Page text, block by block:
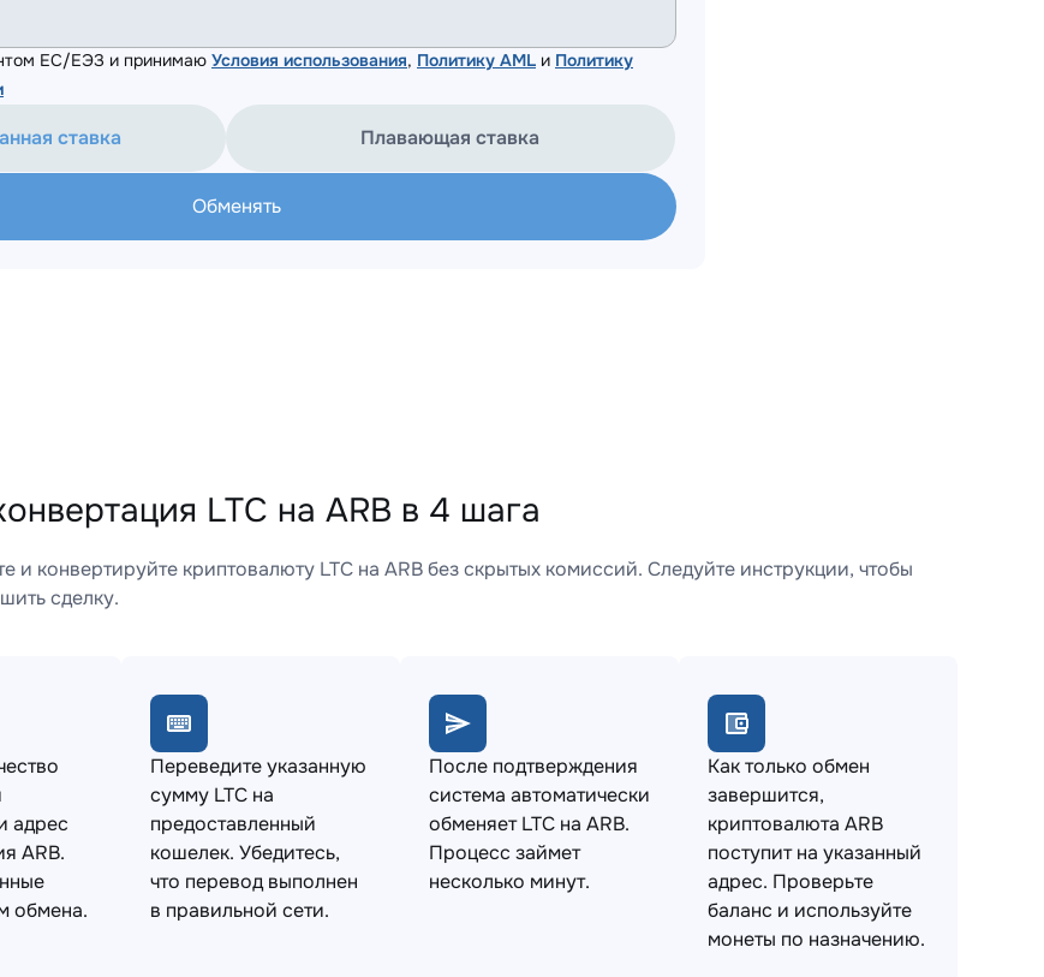
ЕС/ЕЭЗ и принимаю Условия использования, Политику AML и Политику
ставка Плавающая ставка
Обменять
LTC на ARB в 4 шага
и конвертируйте криптовалюту LTC на ARB без скрытых комиссий. Следуйте инструкции, чтобы
сделку.
адрес
ARB.
обмена.
Переведите указанную
сумму LTC на
предоставленный
кошелек. Убедитесь,
что перевод выполнен
в правильной сети.
После подтверждения
система автоматически
обменяет LTC на ARB.
Процесс займет
несколько минут.
Как только обмен
завершится,
криптовалюта ARB
поступит на указанный
адрес. Проверьте
баланс и используйте
монеты по назначению.